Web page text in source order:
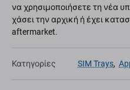
να χρησιμοποιήσετε τη νέα
χάσει την αρχική ή έχει
aftermarket.
Κατηγορίες SIM Trays,